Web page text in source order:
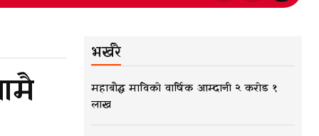
भर्खरै
महाबौद्ध माविको वार्षिक आम्दानी २ करोड १
लाख